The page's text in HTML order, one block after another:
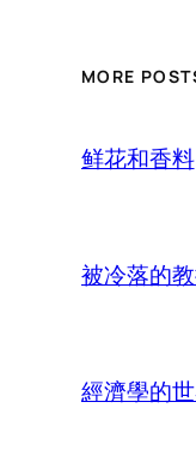
MORE
鲜花和香料
被冷落的
經濟學的